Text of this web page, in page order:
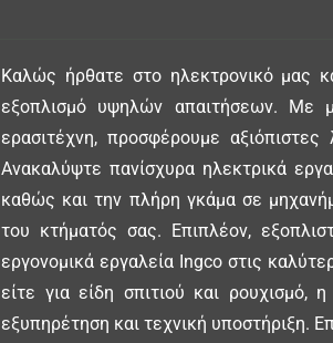
Καλώς ήρθατε στο ηλεκτρονικό μας
εξοπλισμό υψηλών απαιτήσεων. Με
ερασιτέχνη, προσφέρουμε
Ανακαλύψτε πανίσχυρα ηλεκτρικά
καθώς και την πλήρη γκάμα σε
του κτήματός σας. Επιπλέον,
εργονομικά εργαλεία Ingco στις
είτε για είδη σπιτιού και
εξυπηρέτηση και τεχνική υποστήριξη.